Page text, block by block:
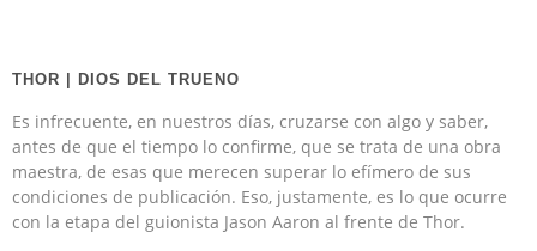
THOR | DIOS DEL TRUENO
Es infrecuente, en nuestros días, cruzarse con algo y saber,
antes de que el tiempo lo confirme, que se trata de una obra
maestra, de esas que merecen superar lo efímero de sus
condiciones de publicación. Eso, justamente, es lo que ocurre
con la etapa del guionista Jason Aaron al frente de Thor.